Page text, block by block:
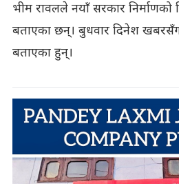
भीम रावलले नयाँ सरकार निर्माणको
बताएका छन्। बुधवार दिनेश खबरसँग
बताएका हुन्।